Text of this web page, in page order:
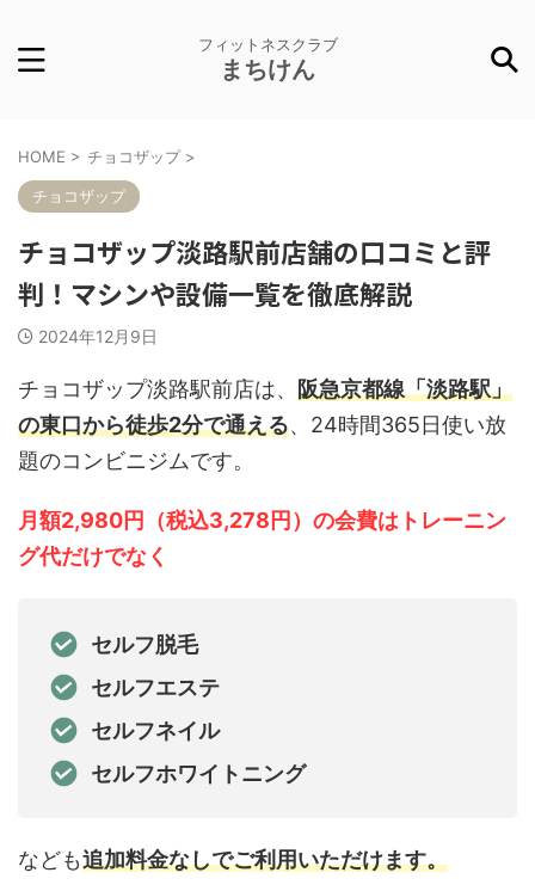
フィットネスクラブ
まちけん
HOME > チョコザップ >
チョコザップ
チョコザップ淡路駅前店舗の口コミと評
判！マシンや設備一覧を徹底解説
2024年12月9日
チョコザップ淡路駅前店は、 阪急京都線「淡路駅」
の東口から徒歩2分で通える、24時間365日使い放
題のコンビニジムです。
月額2,980円（税込3,278円）の会費はトレーニン
グ代だけでなく
セルフ脱毛
セルフエステ
セルフネイル
セルフホワイトニング
なども追加料金なしでご利用いただけます。